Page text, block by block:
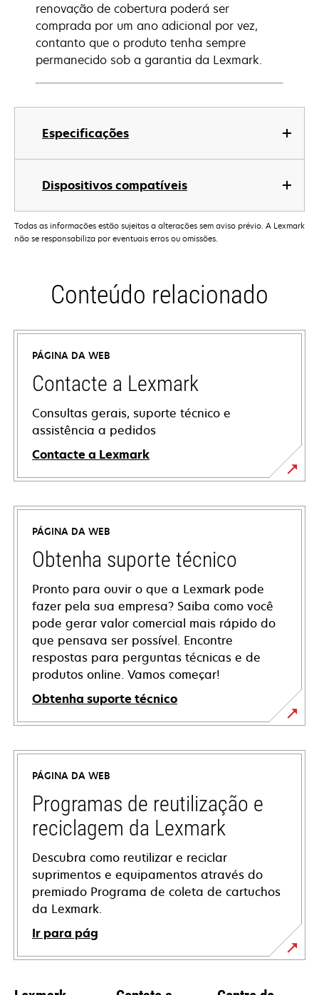
Especificações
Dispositivos compatíveis
renovação de cobertura poderá ser
comprada por um ano adicional por vez,
contanto que o produto tenha sempre
permanecido sob a garantia da Lexmark.
Todas as informações estão sujeitas a alterações sem aviso prévio. A Lexmark
não se responsabiliza por eventuais erros ou omissões.
Conteúdo relacionado
PÁGINA DA WEB
Contacte a Lexmark
Consultas gerais, suporte técnico e
assistência a pedidos
Contacte a Lexmark
PÁGINA DA WEB
Obtenha suporte técnico
Pronto para ouvir o que a Lexmark pode
fazer pela sua empresa? Saiba como você
pode gerar valor comercial mais rápido do
que pensava ser possível. Encontre
respostas para perguntas técnicas e de
produtos online. Vamos começar!
Obtenha suporte técnico
abre
em
nova
guia
PÁGINA DA WEB
Programas de reutilização e
reciclagem da Lexmark
Descubra como reutilizar e reciclar
suprimentos e equipamentos através do
premiado Programa de coleta de cartuchos
da Lexmark.
Ir para pág